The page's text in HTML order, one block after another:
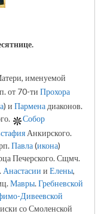
именуемой
от 70-ти Прохора
) и Пармена диаконов.
Собор
Анкирского.
Павла(икона)
Печерского. Сщмч.
Анастасии и Елены,
Мавры.Гребневской
Дивеевской
со Смоленской